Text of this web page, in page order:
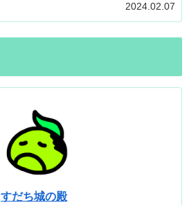
2024.02.07
すだち城の殿